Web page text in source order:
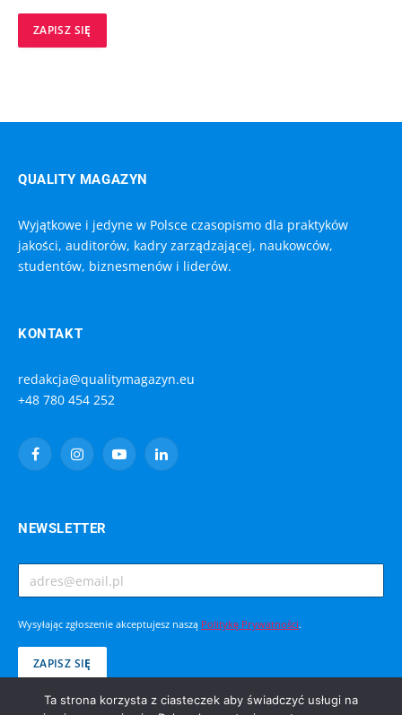
QUALITY MAGAZYN
Wyjątkowe i jedyne w Polsce czasopismo dla praktyków
jakości, auditorów, kadry zarządzającej, naukowców,
studentów, biznesmenów i liderów.
KONTAKT
redakcja@qualitymagazyn.eu
+48 780 454 252
FacebookInstagramYouTubeLinkedIn
NEWSLETTER
Wysyłając zgłoszenie akceptujesz naszą Politykę Prywatności.
Ta strona korzysta z ciasteczek aby świadczyć usługi na